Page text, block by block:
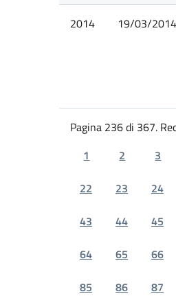
2014 19/03/2014
Pagina 236 di 367.
1
2 3
22
23 24
43
44 45
64
65 66
85
86 87